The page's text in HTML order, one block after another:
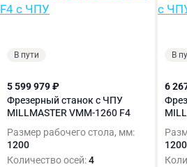
В пути
5 599 979 ₽
Фрезерный станок с ЧПУ
MILLMASTER VMM-1260 F4
Размер рабочего стола, мм:
1200
Количество осей:4
В
6
1200